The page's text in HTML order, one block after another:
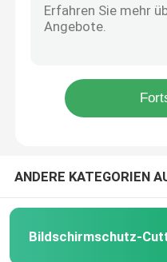
Maschine zur
3M Aufkleberfolie
ANDERE KATEGORIEN
Bildschirmschutz-